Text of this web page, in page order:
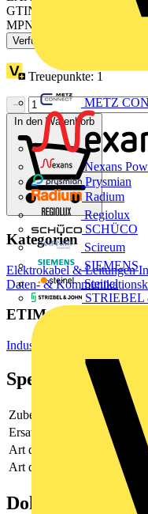
METZ
Nexans
Prysmian
Radium
Regiolux
SCHÜCO
Scireum
SIEMENS
Steinel
STRIEBEL
GTIN: 3606485393575
MPN: VW3E3064R007
Verfügbar: 1 Händler
Treuepunkte: 1
−
In den Warenkorb
Kategorien
Elektrokabel & Leitungen
Daten- &
ETIM Group
Industriesteuerungen SPS
Spezifikationen
Zubehör
Ersatzteil
Art des elektrischen
Art des mechanischen
Dokumente